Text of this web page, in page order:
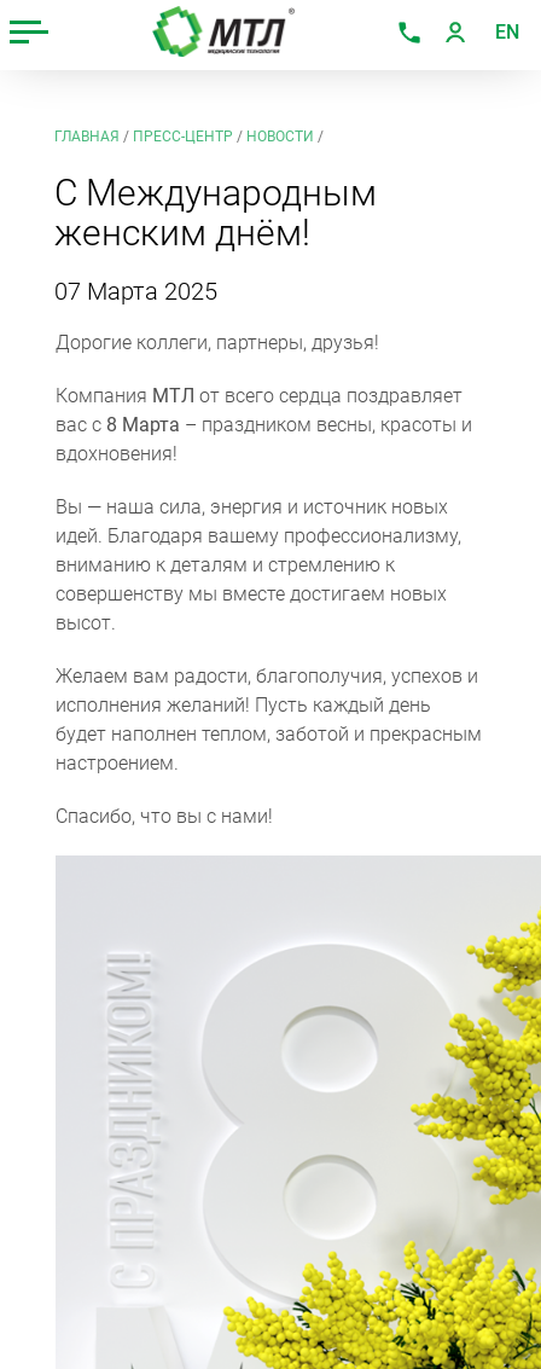
EN
ГЛАВНАЯ / ПРЕСС-ЦЕНТР / НОВОСТИ /
С Международным
женским днём!
07 Марта 2025
Дорогие коллеги, партнеры, друзья!
Компания МТЛ от всего сердца поздравляет
вас с 8 Марта – праздником весны, красоты и
вдохновения!
Вы — наша сила, энергия и источник новых
идей. Благодаря вашему профессионализму,
вниманию к деталям и стремлению к
совершенству мы вместе достигаем новых
высот.
Желаем вам радости, благополучия, успехов и
исполнения желаний! Пусть каждый день
будет наполнен теплом, заботой и прекрасным
настроением.
Спасибо, что вы с нами!